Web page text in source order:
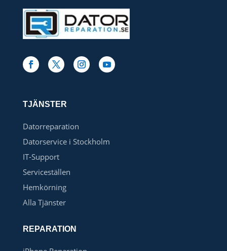
TJÄNSTER
Datorreparation
Datorservice i Stockholm
IT-Support
Serviceställen
Hemkörning
Alla Tjänster
REPARATION